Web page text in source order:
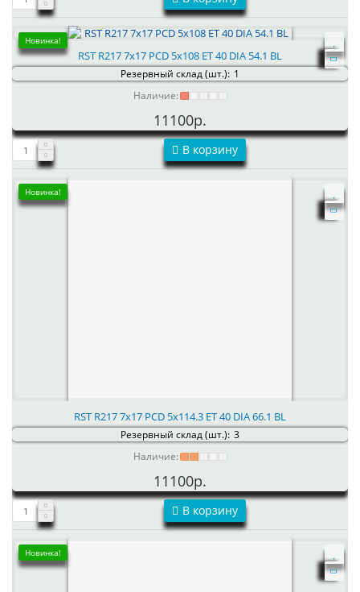
Новинка!
RST R217 7x17 PCD 5x108 ET 40 DIA 54.1 BL
Резервный склад (шт.): 1
Наличие:
11100р.
В корзину
Новинка!
RST R217 7x17 PCD 5x114.3 ET 40 DIA 66.1 BL
Резервный склад (шт.): 3
Наличие:
11100р.
В корзину
Новинка!